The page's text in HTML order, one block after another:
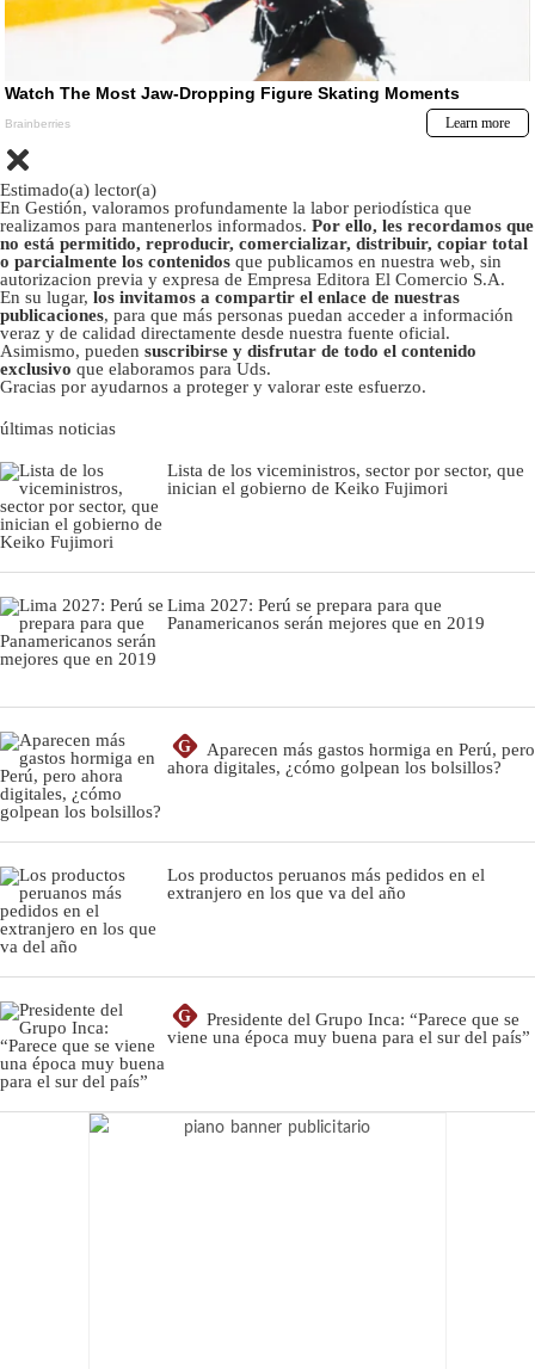
Estimado(a) lector(a)
En Gestión, valoramos profundamente la labor periodística que
realizamos para mantenerlos informados. Por ello, les recordamos que
no está permitido, reproducir, comercializar, distribuir, copiar total
o parcialmente los contenidos que publicamos en nuestra web, sin
autorizacion previa y expresa de Empresa Editora El Comercio S.A.
En su lugar, los invitamos a compartir el enlace de nuestras
publicaciones, para que más personas puedan acceder a información
veraz y de calidad directamente desde nuestra fuente oficial.
Asimismo, pueden suscribirse y disfrutar de todo el contenido
exclusivo que elaboramos para Uds.
Gracias por ayudarnos a proteger y valorar este esfuerzo.
últimas noticias
Lista de los viceministros, sector por sector, que
inician el gobierno de Keiko Fujimori
Lima 2027: Perú se prepara para que
Panamericanos serán mejores que en 2019
G
Aparecen más gastos hormiga en Perú, pero
ahora digitales, ¿cómo golpean los bolsillos?
Los productos peruanos más pedidos en el
extranjero en los que va del año
G
Presidente del Grupo Inca: “Parece que se
viene una época muy buena para el sur del país”